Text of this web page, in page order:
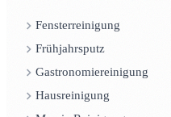
Fensterreinigung
Frühjahrsputz
Gastronomiereinigung
Hausreinigung